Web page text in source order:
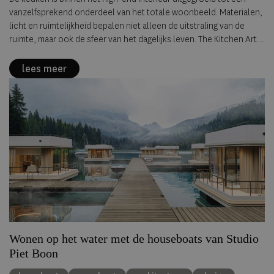
vanzelfsprekend onderdeel van het totale woonbeeld. Materialen,
licht en ruimtelijkheid bepalen niet alleen de uitstraling van de
ruimte, maar ook de sfeer van het dagelijks leven. The Kitchen Art
architectonische hart van de woning vormt.
lees meer
Wonen op het water met de houseboats van Studio
Piet Boon